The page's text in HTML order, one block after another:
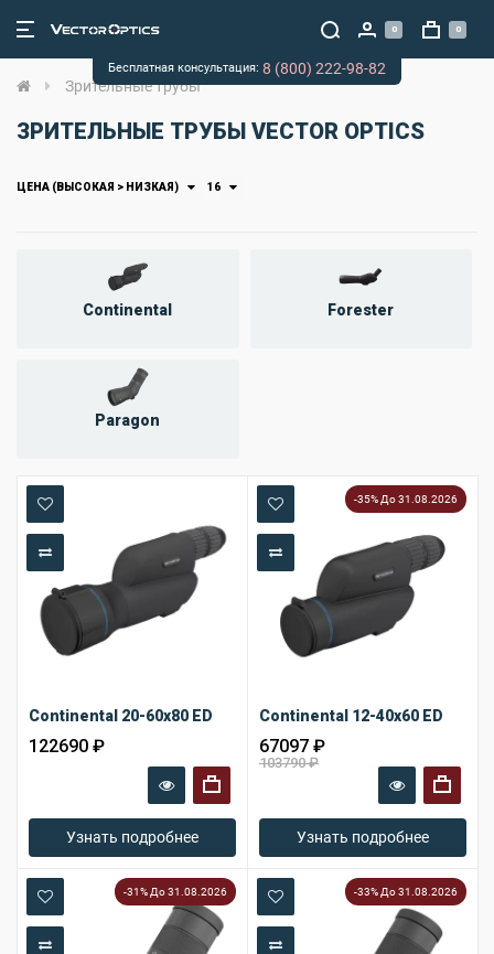
0 0
Зрительные трубы
ЗРИТЕЛЬНЫЕ ТРУБЫ VECTOR OPTICS
ЦЕНА (ВЫСОКАЯ > НИЗКАЯ) 16
Continental Forester
Paragon
В сравнение
Continental 20-60x80 ED
122690 ₽
Узнать подробнее
-35% До 31.08.2026
В закладки
В сравнение
Continental 12-40x60 ED
67097 ₽
103790 ₽
Узнать подробнее
-31% До 31.08.2026
В закладки
В сравнение
-33% До 31.08.2026
В закладки
В сравнение
Бесплатная консультация: 8 (800) 222-98-82